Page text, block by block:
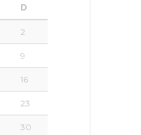
D
2
9
16
23
30